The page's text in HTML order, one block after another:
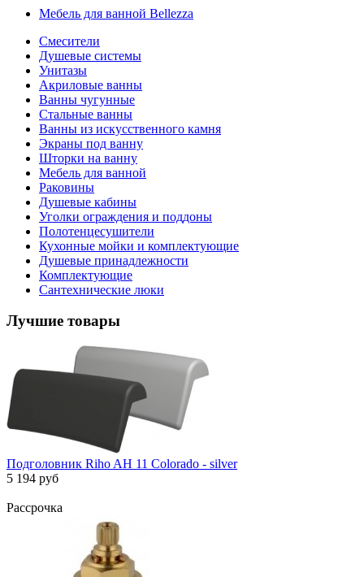
Мебель для ванной Bellezza
Смесители
Душевые системы
Унитазы
Акриловые ванны
Ванны чугунные
Стальные ванны
Ванны из искусственного камня
Экраны под ванну
Шторки на ванну
Мебель для ванной
Раковины
Душевые кабины
Уголки ограждения и поддоны
Полотенцесушители
Кухонные мойки и комплектующие
Душевые принадлежности
Комплектующие
Сантехнические люки
Лучшие товары
Подголовник Riho AH 11 Colorado - silver
5 194 руб
Рассрочка